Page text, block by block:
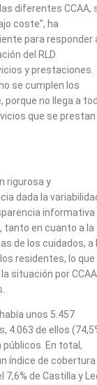
diferentes CCAA,
coste”, ha
para responder
del RLD
y prestaciones.
se cumplen los
porque no llega a
que se prestan
rigurosa y
dada la
informativa
tanto en cuanto a la
de los cuidados, a
residentes, lo que
situación por
unos 5.457
4.063 de ellos
públicos. En total,
índice de cobertura
de Castilla y